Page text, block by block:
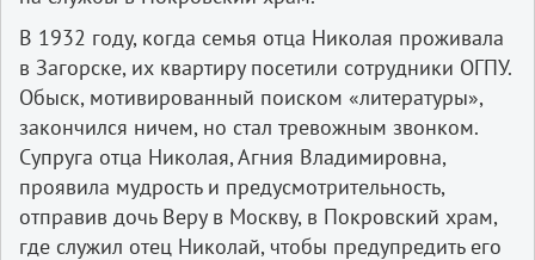
В 1932 году, когда семья отца Николая проживала
в Загорске, их квартиру посетили сотрудники ОГПУ.
Обыск, мотивированный поиском «литературы»,
закончился ничем, но стал тревожным звонком.
Супруга отца Николая, Агния Владимировна,
проявила мудрость и предусмотрительность,
отправив дочь Веру в Москву, в Покровский храм,
где служил отец Николай, чтобы предупредить его